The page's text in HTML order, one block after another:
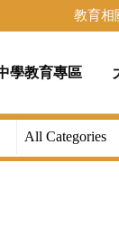
教育相
學教育專區